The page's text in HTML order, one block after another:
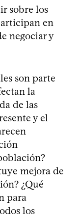
sobre los
en
negociar y
son parte
la
de las
y el
mejora de
¿Qué
para
los